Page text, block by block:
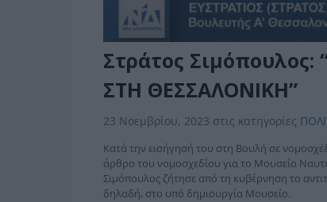
Στράτος
ΣΤΗ ΘΕΣΣΑΛΟΝΙΚΗ”
23 Νοεμβρίου, 2023 στις κατηγορίες
Κατά την εισήγησή του στη Βουλή σε
άρθρο του νομοσχεδίου για το Μουσείο
Σιμόπουλος ζήτησε από τη κυβέρνηση το
δηλαδή, στο υπό δημιουργία Μουσείο.